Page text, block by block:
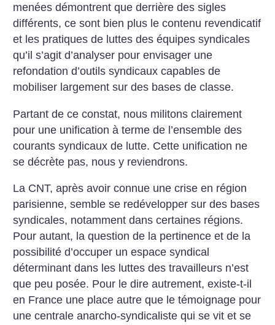
menées démontrent que derrière des sigles
différents, ce sont bien plus le contenu revendicatif
et les pratiques de luttes des équipes syndicales
qu’il s’agit d’analyser pour envisager une
refondation d’outils syndicaux capables de
mobiliser largement sur des bases de classe.
Partant de ce constat, nous militons clairement
pour une unification à terme de l’ensemble des
courants syndicaux de lutte. Cette unification ne
se décrète pas, nous y reviendrons.
La CNT, après avoir connue une crise en région
parisienne, semble se redévelopper sur des bases
syndicales, notamment dans certaines régions.
Pour autant, la question de la pertinence et de la
possibilité d’occuper un espace syndical
déterminant dans les luttes des travailleurs n’est
que peu posée. Pour le dire autrement, existe-t-il
en France une place autre que le témoignage pour
une centrale anarcho-syndicaliste qui se vit et se